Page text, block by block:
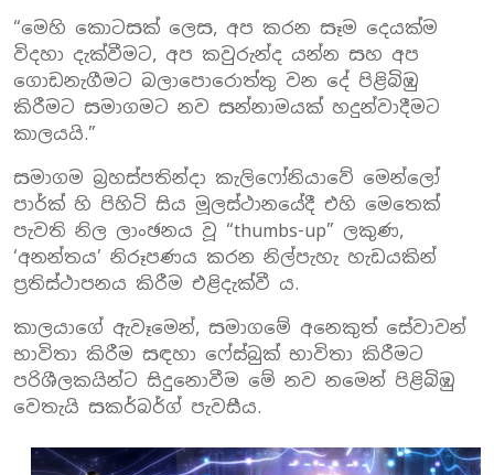
“මෙහි කොටසක් ලෙස, අප කරන සෑම දෙයක්ම
විදහා දැක්වීමට, අප කවුරුන්ද යන්න සහ අප
ගොඩනැගීමට බලාපොරොත්තු වන දේ පිළිබිඹු
කිරීමට සමාගමට නව සන්නාමයක් හදුන්වාදීමට
කාලයයි.”
සමාගම බ්‍රහස්පතින්දා කැලිෆෝනියාවේ මෙන්ලෝ
පාර්ක් හි පිහිටි සිය මූලස්ථානයේදී එහි මෙතෙක්
පැවති නිල ලාංඡනය වූ “thumbs-up” ලකුණ,
‘අනන්තය’ නිරූපණය කරන නිල්පැහැ හැඩයකින්
ප්‍රතිස්ථාපනය කිරීම එළිදැක්වී ය.
කාලයාගේ ඇවෑමෙන්, සමාගමේ අනෙකුත් සේවාවන්
භාවිතා කිරීම සඳහා ෆේස්බුක් භාවිතා කිරීමට
පරිශීලකයින්ට සිදුනොවීම මේ නව නමෙන් පිළිබිඹු
වෙතැයි සකර්බර්ග් පැවසීය.